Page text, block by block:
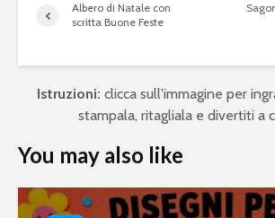
Albero di Natale con
scritta Buone Feste
Istruzioni: clicca sull'immagine per
stampala, ritagliala e divertiti a
You may also like